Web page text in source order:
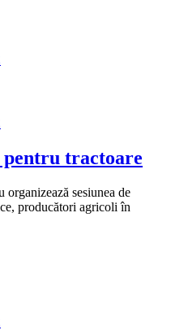
tractoare
sesiunea de
producători agricoli în